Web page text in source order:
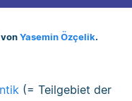
Yasemin Özçelik.
(= Teilgebiet der